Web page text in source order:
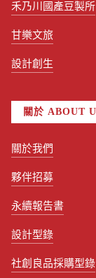
禾乃川國產豆製所
甘樂文旅
設計創生
關於 ABOUT
關於我們
夥伴招募
永續報告書
設計型錄
社創良品採購型錄